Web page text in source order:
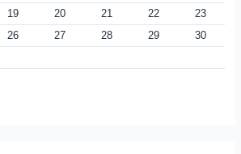
19 20 21 22
23
26 27 28 29
30